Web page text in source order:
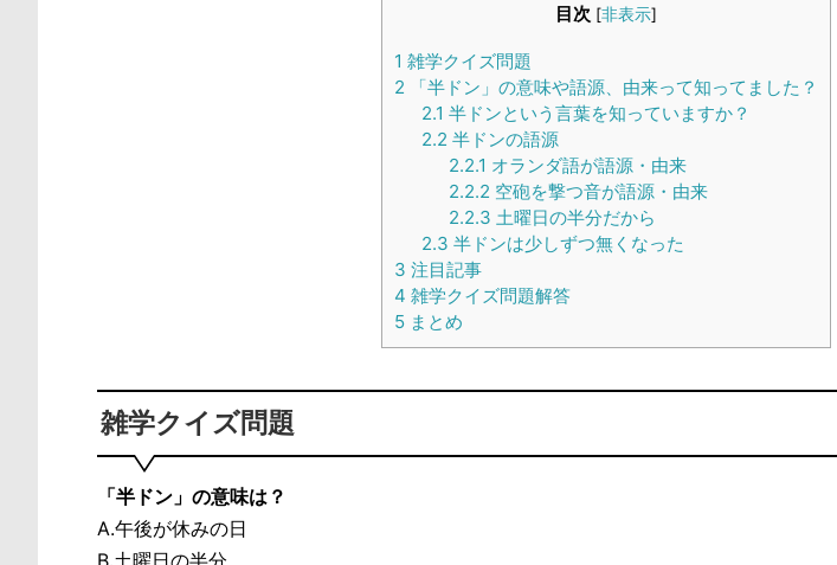
目次 [非表示]
1 雑学クイズ問題
2 「半ドン」の意味や語源、由来って知ってました？
2.1 半ドンという言葉を知っていますか？
2.2 半ドンの語源
2.2.1 オランダ語が語源・由来
2.2.2 空砲を撃つ音が語源・由来
2.2.3 土曜日の半分だから
2.3 半ドンは少しずつ無くなった
3 注目記事
4 雑学クイズ問題解答
5 まとめ
雑学クイズ問題
「半ドン」の意味は？
A.午後が休みの日
B.土曜日の半分